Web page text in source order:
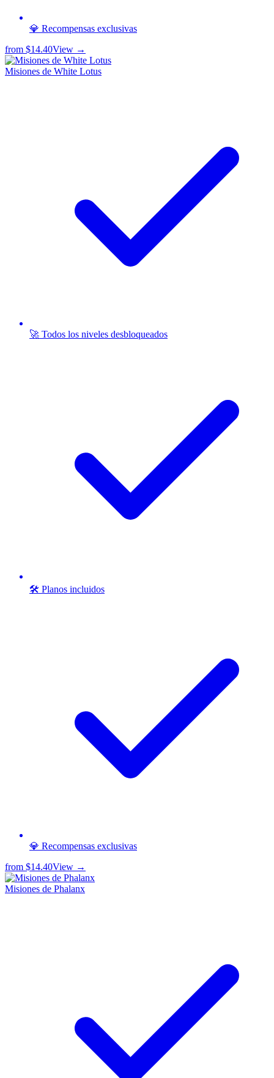
💎 Recompensas exclusivas
from $14.40View →
Misiones de White Lotus
🚀 Todos los niveles desbloqueados
🛠️ Planos incluidos
💎 Recompensas exclusivas
from $14.40View →
Misiones de Phalanx